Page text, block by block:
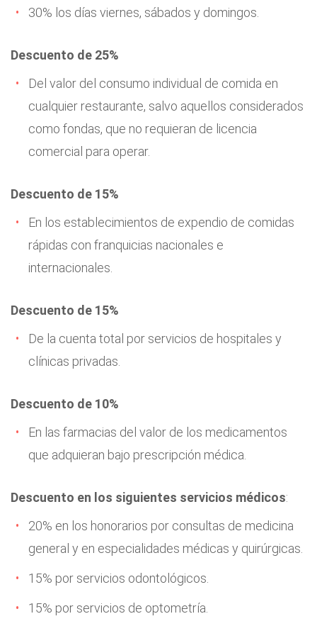
30% los días viernes, sábados y domingos.
Descuento de 25%
Del valor del consumo individual de comida en
cualquier restaurante, salvo aquellos considerados
como fondas, que no requieran de licencia
comercial para operar.
Descuento de 15%
En los establecimientos de expendio de comidas
rápidas con franquicias nacionales e
internacionales.
Descuento de 15%
De la cuenta total por servicios de hospitales y
clínicas privadas.
Descuento de 10%
En las farmacias del valor de los medicamentos
que adquieran bajo prescripción médica.
Descuento en los siguientes servicios médicos:
20% en los honorarios por consultas de medicina
general y en especialidades médicas y quirúrgicas.
15% por servicios odontológicos.
15% por servicios de optometría.